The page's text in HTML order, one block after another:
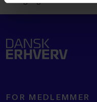
FOR MEDLEMMER